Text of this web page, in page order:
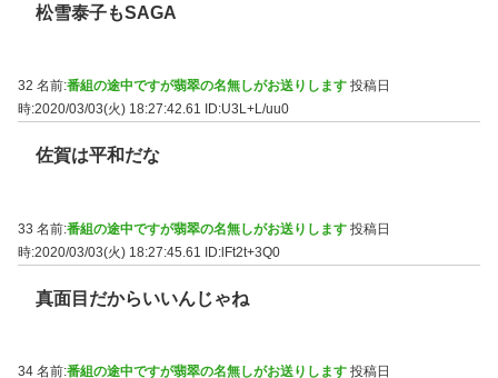
松雪泰子もSAGA
32 名前:番組の途中ですが翡翠の名無しがお送りします 投稿日
時:2020/03/03(火) 18:27:42.61
ID:U3L+L/uu0
佐賀は平和だな
33 名前:番組の途中ですが翡翠の名無しがお送りします 投稿日
時:2020/03/03(火) 18:27:45.61 ID:lFt2t+3Q0
真面目だからいいんじゃね
34 名前:番組の途中ですが翡翠の名無しがお送りします 投稿日